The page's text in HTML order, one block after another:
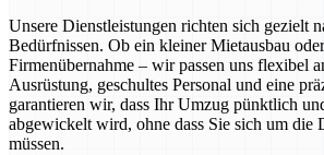
Unsere Dienstleistungen richten sich gezielt
Bedürfnissen. Ob ein kleiner Mietausbau
Firmenübernahme – wir passen uns flexibel
Ausrüstung, geschultes Personal und eine
garantieren wir, dass Ihr Umzug pünktlich
abgewickelt wird, ohne dass Sie sich um die
müssen.